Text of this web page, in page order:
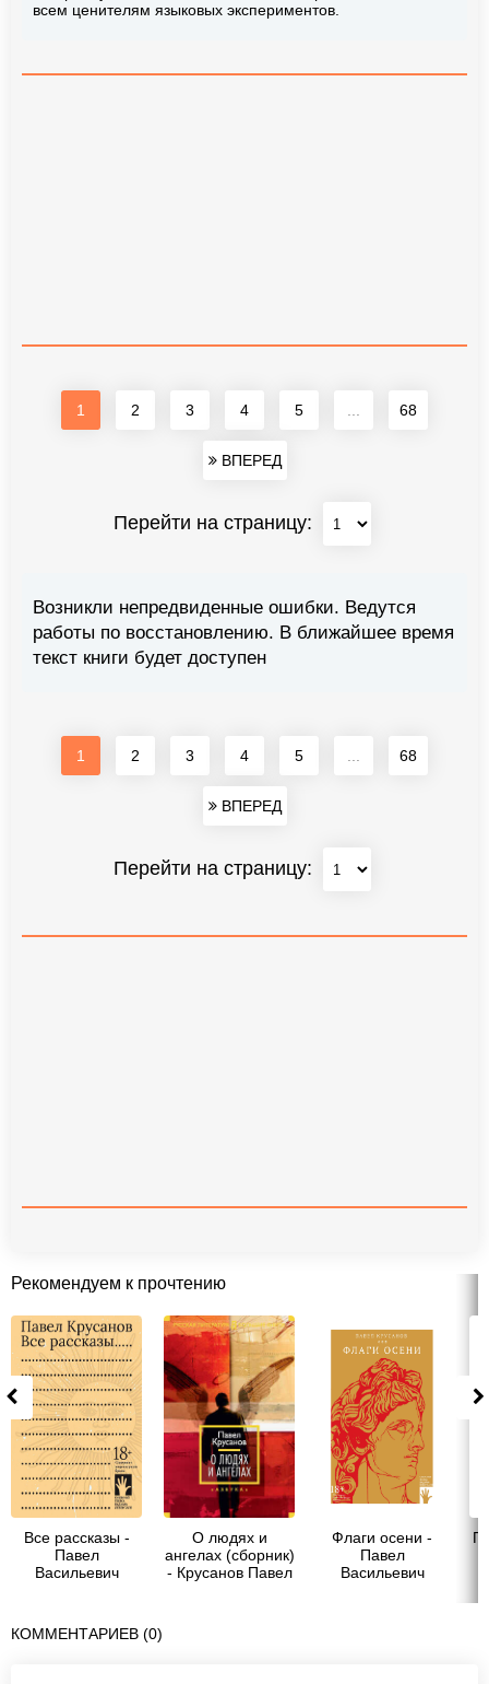
всем ценителям языковых экспериментов.
1 2 3 4 5 68
ВПЕРЕД
Перейти на страницу:
Возникли непредвиденные ошибки. Ведутся
работы по восстановлению. В ближайшее время
текст книги будет доступен
1 2 3 4 5 68
ВПЕРЕД
Перейти на страницу:
Рекомендуем к прочтению
Все рассказы -
Павел
Васильевич
О людях и
ангелах (сборник)
- Крусанов Павел
Флаги осени -
Павел
Васильевич
КОММЕНТАРИЕВ (0)